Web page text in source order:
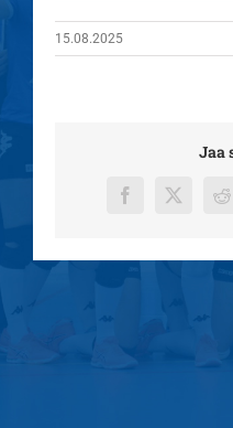
15.08.2025
Jaa
Facebook
X